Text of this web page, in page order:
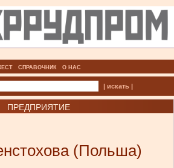
СПРАВОЧНИК О НАС
| искать |
ПРЕДПРИЯТИЕ
(Польша)